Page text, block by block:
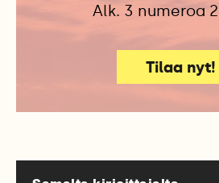
Alk. 3 numeroa
Tilaa nyt!